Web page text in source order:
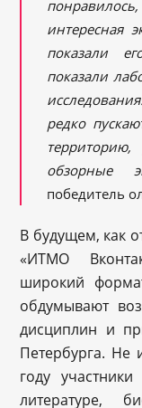
интересная
показали
показали
редко
обзорные
победитель
В будущем, как
«ИТМО
широкий
обдумывают
дисциплин и
Петербурга. Не
году
литературе,